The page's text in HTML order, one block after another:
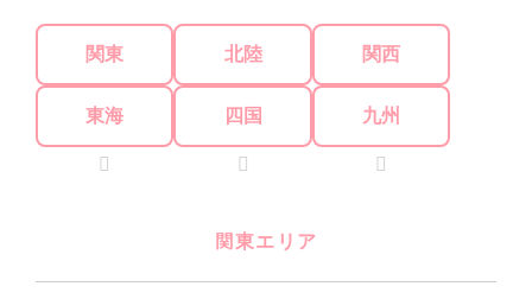
関東 北陸 関西
東海 四国 九州
関東エリア